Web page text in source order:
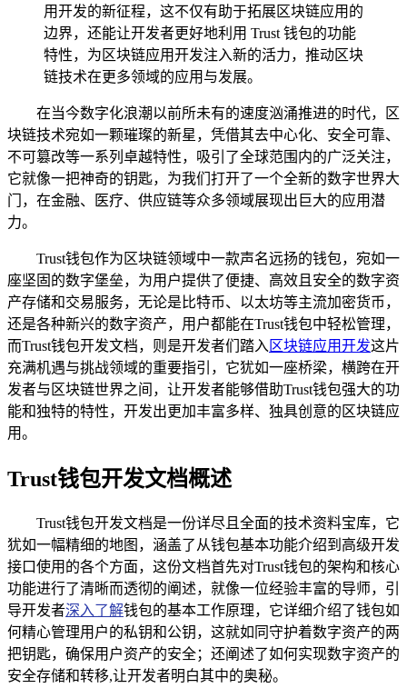
用开发的新征程，这不仅有助于拓展区块链应用的
边界，还能让开发者更好地利用 Trust 钱包的功能
特性，为区块链应用开发注入新的活力，推动区块
链技术在更多领域的应用与发展。
在当今数字化浪潮以前所未有的速度汹涌推进的时代，区
块链技术宛如一颗璀璨的新星，凭借其去中心化、安全可靠、
不可篡改等一系列卓越特性，吸引了全球范围内的广泛关注，
它就像一把神奇的钥匙，为我们打开了一个全新的数字世界大
门，在金融、医疗、供应链等众多领域展现出巨大的应用潜
力。
Trust钱包作为区块链领域中一款声名远扬的钱包，宛如一
座坚固的数字堡垒，为用户提供了便捷、高效且安全的数字资
产存储和交易服务，无论是比特币、以太坊等主流加密货币，
还是各种新兴的数字资产，用户都能在Trust钱包中轻松管理，
而Trust钱包开发文档，则是开发者们踏入 区块链应用开发这片
充满机遇与挑战领域的重要指引，它犹如一座桥梁，横跨在开
发者与区块链世界之间，让开发者能够借助Trust钱包强大的功
能和独特的特性，开发出更加丰富多样、独具创意的区块链应
用。
Trust钱包开发文档概述
Trust钱包开发文档是一份详尽且全面的技术资料宝库，它
犹如一幅精细的地图，涵盖了从钱包基本功能介绍到高级开发
接口使用的各个方面，这份文档首先对Trust钱包的架构和核心
功能进行了清晰而透彻的阐述，就像一位经验丰富的导师，引
导开发者深入了解钱包的基本工作原理，它详细介绍了钱包如
何精心管理用户的私钥和公钥，这就如同守护着数字资产的两
把钥匙，确保用户资产的安全；还阐述了如何实现数字资产的
安全存储和转移,让开发者明白其中的奥秘。